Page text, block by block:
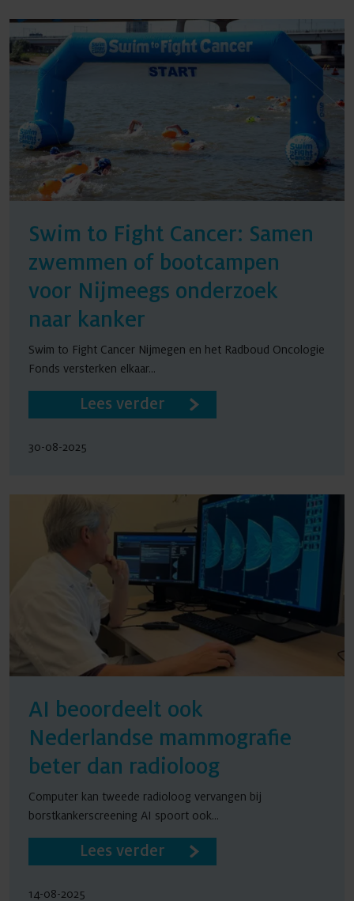
Swim to Fight Cancer: Samen
zwemmen of bootcampen
voor Nijmeegs onderzoek
naar kanker
Swim to Fight Cancer Nijmegen en het Radboud Oncologie
Fonds versterken elkaar...
Lees verder
30-08-2025
AI beoordeelt ook
Nederlandse mammografie
beter dan radioloog
Computer kan tweede radioloog vervangen bij
borstkankerscreening AI spoort ook...
Lees verder
14-08-2025
Agenda
Nieuws
Contact